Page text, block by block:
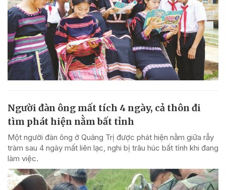
Người đàn ông mất tích 4 ngày, cả thôn đi
tìm phát hiện nằm bất tỉnh
Một người đàn ông ở Quảng Trị được phát hiện nằm giữa rẫy
tràm sau 4 ngày mất liên lạc, nghi bị trâu húc bất tỉnh khi đang
làm việc.